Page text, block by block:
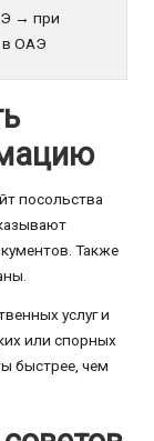
→ при
в ОАЭ
посольства
Также
услуг и
или спорных
быстрее, чем